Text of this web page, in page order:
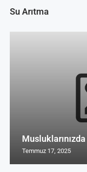
Su Arıtma
Temmuz 17, 2025